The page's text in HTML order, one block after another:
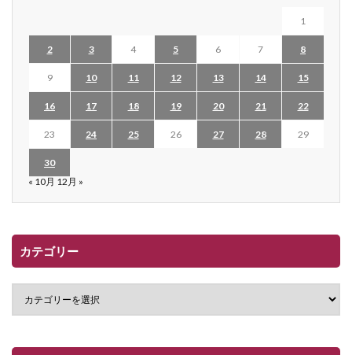
1
2 3 4 5 6 7 8
9 10 11 12 13 14 15
16 17 18 19 20 21 22
23 24 25 26 27 28 29
30
« 10月 12月 »
カテゴリー